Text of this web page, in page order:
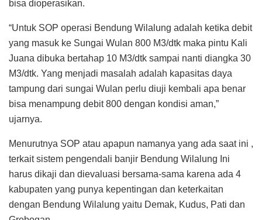
bisa dioperasikan.
“Untuk SOP operasi Bendung Wilalung adalah ketika debit
yang masuk ke Sungai Wulan 800 M3/dtk maka pintu Kali
Juana dibuka bertahap 10 M3/dtk sampai nanti diangka 30
M3/dtk. Yang menjadi masalah adalah kapasitas daya
tampung dari sungai Wulan perlu diuji kembali apa benar
bisa menampung debit 800 dengan kondisi aman,”
ujarnya.
Menurutnya SOP atau apapun namanya yang ada saat ini ,
terkait sistem pengendali banjir Bendung Wilalung Ini
harus dikaji dan dievaluasi bersama-sama karena ada 4
kabupaten yang punya kepentingan dan keterkaitan
dengan Bendung Wilalung yaitu Demak, Kudus, Pati dan